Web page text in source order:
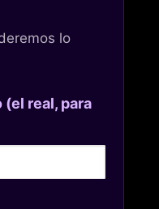
lo
real, para